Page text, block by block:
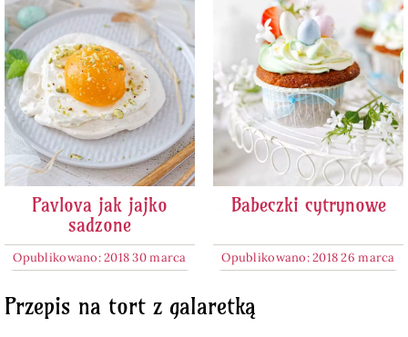
Pavlova jak jajko
sadzone
Opublikowano: 2018 30 marca
Babeczki cytrynowe
Opublikowano: 2018 26 marca
Przepis na tort z galaretką